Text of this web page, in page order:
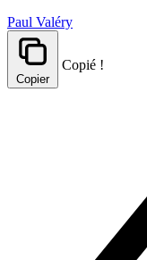
Paul Valéry
Copier
Copié !